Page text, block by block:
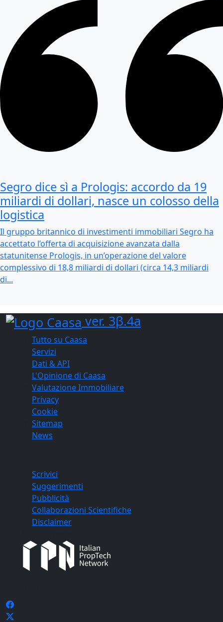
Segro dice sì a Prologis: accordo da 19
miliardi di dollari, nasce un colosso della
logistica
Il gruppo britannico di investimenti immobiliari Segro ha
accettato l’offerta di acquisizione avanzata dalla
statunitense Prologis, in un’operazione del valore
complessivo di 18,8 miliardi di dollari (circa 14,3 miliardi
di...
ver. 3β.4a
Tutto su Caasa
Servizi
Dati & API
L'Opinione di Caasa
Valutazione Immobiliare
Privacy
Cookie
Sitemap
News
Scrivici
Suggerimenti
Pubblicità
Collaborazioni Scientifiche
Disclaimer